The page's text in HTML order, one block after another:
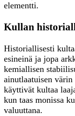
elementti.
Kullan
Historiallisesti
esineinä ja jopa
kemiallisen
ainutlaatuisen
käyttivät kultaa
kun taas monissa
valuuttana.